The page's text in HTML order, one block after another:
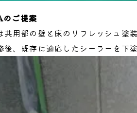
ご提案
共用部の壁と床のリフレッシュ塗装
後、既存に適応したシーラーを下